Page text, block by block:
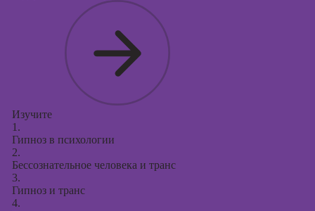
Изучите
1.
Гипноз в психологии
2.
Бессознательное человека и транс
3.
Гипноз и транс
4.